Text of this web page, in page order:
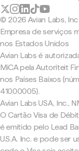
© 2026 Avian Labs, Inc
Empresa de serviços
nos Estados Unidos
Avian Labs é
MiCA pela Autoriteit
nos Países Baixos
41000005).
Avian Labs USA, Inc.,
O Cartão Visa de
é emitido pelo Lead
U.S.A. Inc. e pode ser